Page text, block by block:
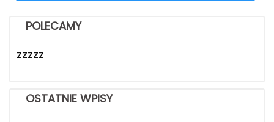
POLECAMY
zzzzz
OSTATNIE WPISY